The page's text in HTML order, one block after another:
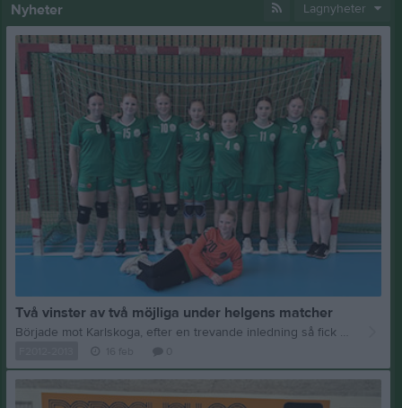
Nyheter Lagnyheter
Två vinster av två möjliga under helgens matcher
Började mot Karlskoga, efter en trevande inledning så fick tjejerna ordning på spelet och ”rann i från ” till en övertygande seger med 30-14. Andra matchen mot hemmalaget Kristinehamn blev en tuffare tillställning. Kristinehamn ledde i halvtid med 8-7, men i andra halvlek fick tjejerna ordning på försvarsspelet vilket även innebar att man fick tillfälle till snabba omställningar vilket resulterade i många ”enkla”enkla mål.Slutresultat vinst med 23-15